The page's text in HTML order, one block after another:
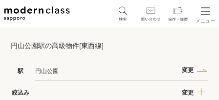
メニュー
円山公園駅の高級物件[東西線]
駅 円山公園 変更
絞込み 変更